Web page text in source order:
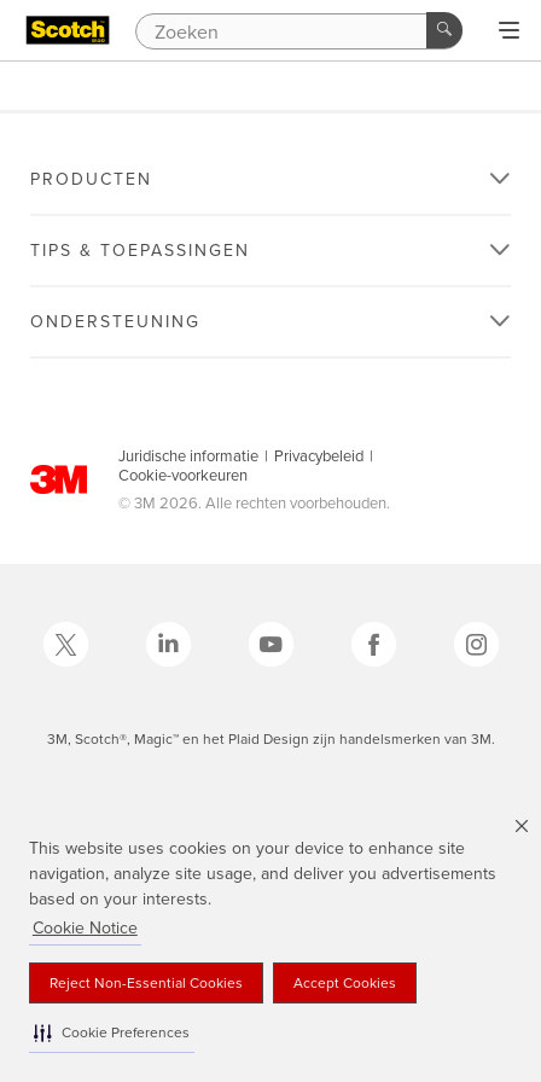
This website uses cookies on your device to enhance site
navigation, analyze site usage, and deliver you advertisements
based on your interests.
Cookie Notice
Reject Non-Essential Cookies Accept Cookies
Cookie Preferences
PRODUCTEN
TIPS & TOEPASSINGEN
ONDERSTEUNING
Juridische informatie | Privacybeleid |
Cookie-voorkeuren
© 3M 2026. Alle rechten voorbehouden.
3M, Scotch®, Magic™ en het Plaid Design zijn handelsmerken van 3M.